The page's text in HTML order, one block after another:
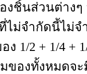
งชิ้นส่วนต่างๆ
ไม่จำกัดนี้ไม่จ
ง 1/2 + 1/4 +
ของทั้งหมดจ